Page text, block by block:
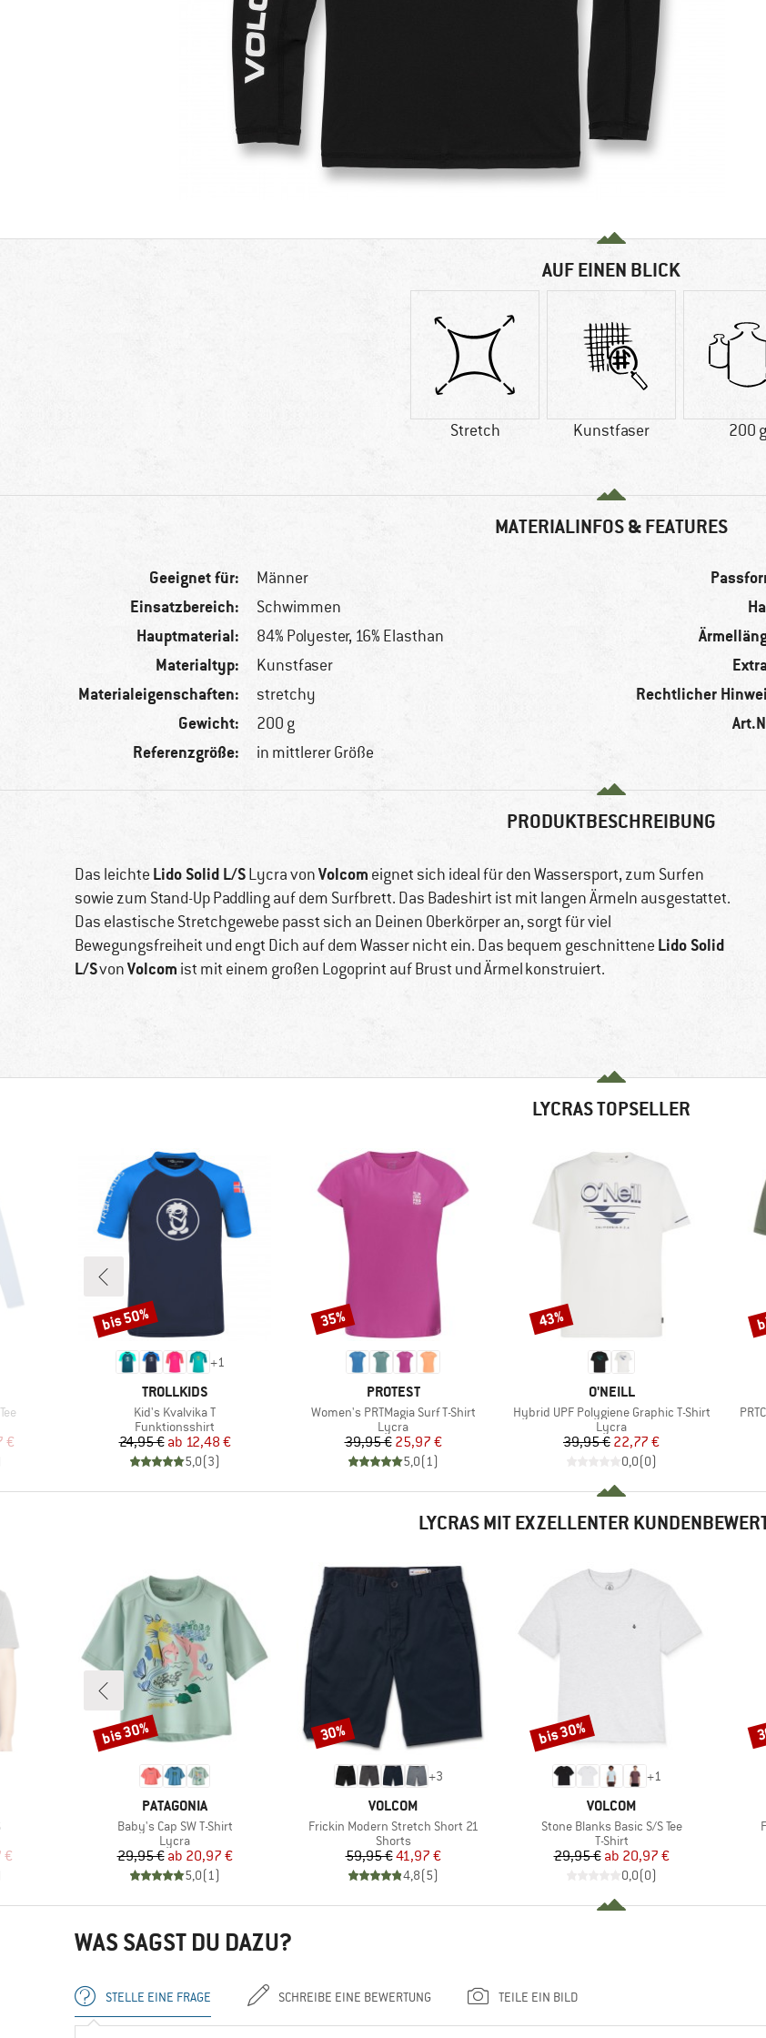
AUF EINEN BLICK
Stretch Kunstfaser 200 g
MATERIALINFOS & FEATURES
Geeignet für: Männer
Einsatzbereich: Schwimmen
Hauptmaterial: 84% Polyester, 16% Elasthan
Materialtyp: Kunstfaser
Materialeigenschaften: stretchy
Gewicht: 200 g
Referenzgröße: in mittlerer Größe
Rechtlicher
PRODUKTBESCHREIBUNG
Das leichte Lido Solid L/SLycra vonVolcom eignet sich ideal für den Wassersport, zum Surfen
sowie zum Stand-Up Paddling auf dem Surfbrett. Das Badeshirt ist mit langen Ärmeln ausgestattet.
Das elastische Stretchgewebe passt sich an Deinen Oberkörper an, sorgt für viel
Bewegungsfreiheit und engt Dich auf dem Wasser nicht ein. Das bequem geschnittene Lido Solid
L/SvonVolcom ist mit einem großen Logoprint auf Brust und Ärmel konstruiert.
LYCRAS TOPSELLER
Preis
€
+1
MARKE
TROLLKIDS
Artikel
Kid's Kvalvika T
Produktgruppe
Funktionsshirt
Preis
24,95 € reduzierter Preis
ab 12,48 €
5,0(3)
Rabatt
bis 50%
MARKE
PROTEST
Artikel
Women's PRTMagia Surf T-Shirt
Produktgruppe
Lycra
Preis
39,95 €reduzierter Preis
25,97 €
5,0(1)
Rabatt
35%
MARKE
O'NEILL
Artikel
Hybrid UPF Polygiene Graphic T-Shirt
Produktgruppe
Lycra
Preis
39,95 €reduzierter Preis
22,77 €
0,0(0)
Rabatt
43%
LYCRAS MIT EXZELLENTER
Preis
€
MARKE
PATAGONIA
Artikel
Baby's Cap SW T-Shirt
Produktgruppe
Lycra
Preis
29,95 € reduzierter Preis
ab 20,97 €
5,0(1)
Rabatt
bis 30%
+3
MARKE
VOLCOM
Artikel
Frickin Modern Stretch Short 21
Produktgruppe
Shorts
Preis
59,95 €reduzierter Preis
41,97 €
4,8(5)
Rabatt
30%
+1
MARKE
VOLCOM
Artikel
Stone Blanks Basic S/S Tee
Produktgruppe
T-Shirt
Preis
29,95 € reduzierter Preis
ab 20,97 €
0,0(0)
Rabatt
bis 30%
WAS SAGST DU DAZU?
STELLE EINE FRAGE SCHREIBE EINE BEWERTUNG TEILE EIN BILD